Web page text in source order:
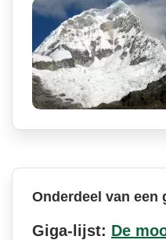
Onderdeel van een
Giga-lijst: De